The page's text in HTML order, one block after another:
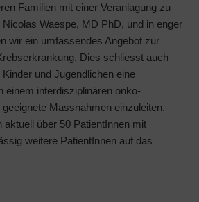
Familien mit einer Veranlagung zu
Waespe, MD PhD, und in enger
wir ein umfassendes Angebot zur
Dies schliesst auch
und Jugendlichen eine
einem interdisziplinären onko-
Massnahmen einzuleiten.
über 50 PatientInnen mit
weitere PatientInnen auf das